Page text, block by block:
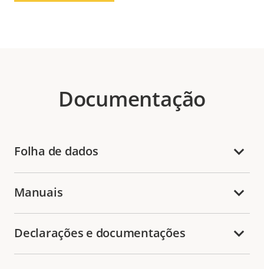
Documentação
Folha de dados
Manuais
Declarações e documentações